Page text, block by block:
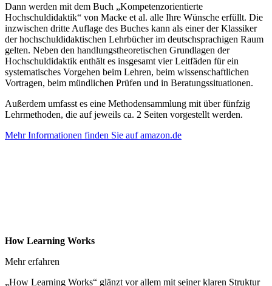
Dann werden mit dem Buch „Kompetenzorientierte
Hochschuldidaktik“ von Macke et al. alle Ihre Wünsche erfüllt. Die
inzwischen dritte Auflage des Buches kann als einer der Klassiker
der hochschuldidaktischen Lehrbücher im deutschsprachigen Raum
gelten. Neben den handlungstheoretischen Grundlagen der
Hochschuldidaktik enthält es insgesamt vier Leitfäden für ein
systematisches Vorgehen beim Lehren, beim wissenschaftlichen
Vortragen, beim mündlichen Prüfen und in Beratungssituationen.
Außerdem umfasst es eine Methodensammlung mit über fünfzig
Lehrmethoden, die auf jeweils ca. 2 Seiten vorgestellt werden.
Mehr Informationen finden Sie auf amazon.de
How Learning Works
Mehr erfahren
„How Learning Works“ glänzt vor allem mit seiner klaren Struktur